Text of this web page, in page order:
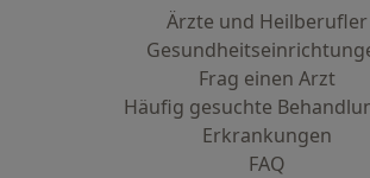
Ärzte und Heilberufler
Frag einen Arzt
Häufig gesuchte
Erkrankungen
FAQ